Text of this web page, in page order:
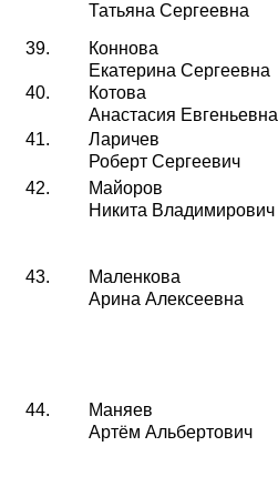
Татьяна Сергеевна
39.
Коннова
Екатерина Сергеевна
40.
Котова
Анастасия Евгеньевна
41.
Ларичев
Роберт Сергеевич
42.
Майоров
Никита Владимирович
43.
Маленкова
Арина Алексеевна
44.
Маняев
Артём Альбертович